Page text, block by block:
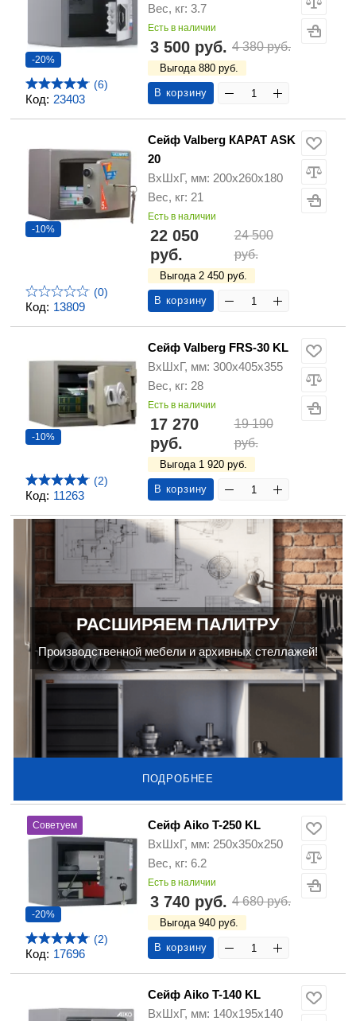
Код: 23403
-20%
(6)
Вес, кг: 3.7
Есть в наличии
3 500 руб. 4 380 руб.
Выгода 880 руб.
В корзину
Код: 13809
-10%
(0)
Сейф Valberg КАРАТ ASK
20
ВхШхГ, мм: 200х260х180
Вес, кг: 21
Есть в наличии
22 050
руб.
24 500
руб.
Выгода 2 450 руб.
В корзину
Код: 11263
-10%
(2)
Сейф Valberg FRS-30 KL
ВхШхГ, мм: 300х405х355
Вес, кг: 28
Есть в наличии
17 270
руб.
19 190
руб.
Выгода 1 920 руб.
В корзину
РАСШИРЯЕМ ПАЛИТРУ
Производственной мебели и архивных стеллажей!
ПОДРОБНЕЕ
Код: 17696
Советуем
-20%
(2)
Сейф Aiko T-250 KL
ВхШхГ, мм: 250х350х250
Вес, кг: 6.2
Есть в наличии
3 740 руб. 4 680 руб.
Выгода 940 руб.
В корзину
Сейф Aiko T-140 KL
ВхШхГ, мм: 140х195х140